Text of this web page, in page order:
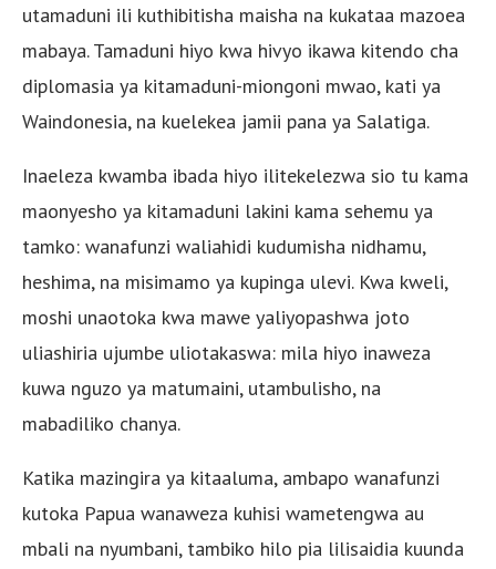
utamaduni ili kuthibitisha maisha na kukataa mazoea
mabaya. Tamaduni hiyo kwa hivyo ikawa kitendo cha
diplomasia ya kitamaduni-miongoni mwao, kati ya
Waindonesia, na kuelekea jamii pana ya Salatiga.
Inaeleza kwamba ibada hiyo ilitekelezwa sio tu kama
maonyesho ya kitamaduni lakini kama sehemu ya
tamko: wanafunzi waliahidi kudumisha nidhamu,
heshima, na misimamo ya kupinga ulevi. Kwa kweli,
moshi unaotoka kwa mawe yaliyopashwa joto
uliashiria ujumbe uliotakaswa: mila hiyo inaweza
kuwa nguzo ya matumaini, utambulisho, na
mabadiliko chanya.
Katika mazingira ya kitaaluma, ambapo wanafunzi
kutoka Papua wanaweza kuhisi wametengwa au
mbali na nyumbani, tambiko hilo pia lilisaidia kuunda